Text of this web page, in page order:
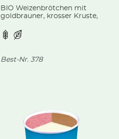
BIO Weizenbrötchen mit
goldbrauner, krosser Kruste,
kontrolliert biologischer
Landwirtschaft.
Best-Nr. 378